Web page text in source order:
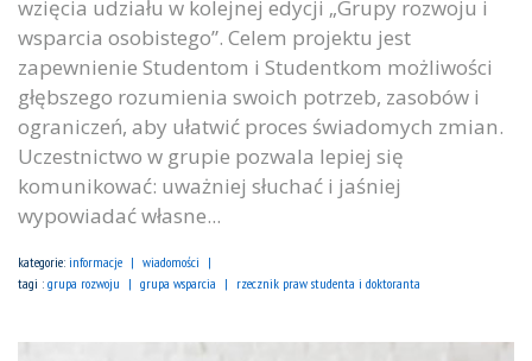
wzięcia udziału w kolejnej edycji „Grupy rozwoju i
wsparcia osobistego”. Celem projektu jest
zapewnienie Studentom i Studentkom możliwości
głębszego rozumienia swoich potrzeb, zasobów i
ograniczeń, aby ułatwić proces świadomych zmian.
Uczestnictwo w grupie pozwala lepiej się
komunikować: uważniej słuchać i jaśniej
wypowiadać własne...
kategorie: informacje
wiadomości
tagi : grupa rozwoju grupa wsparcia rzecznik praw studenta i doktoranta